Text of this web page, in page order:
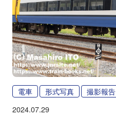
電車 形式写真 撮影報告
2024.07.29